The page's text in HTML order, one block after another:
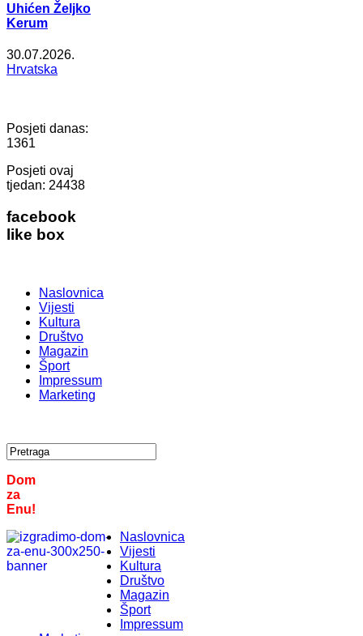
Uhićen Željko
Kerum
30.07.2026.
Hrvatska
Posjeti danas:
1361
Posjeti ovaj
tjedan: 24438
facebook
like box
Naslovnica
Vijesti
Kultura
Društvo
Magazin
Šport
Impressum
Marketing
Dom
za
Enu!
Naslovnica
Vijesti
Kultura
Društvo
Magazin
Šport
Impressum